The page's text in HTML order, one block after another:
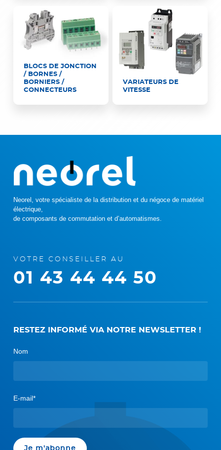
BLOCS DE JONCTION
/ BORNES /
BORNIERS /
CONNECTEURS
VARIATEURS DE
VITESSE
Neorel, votre spécialiste de la distribution et du négoce de matériel
électrique,
de composants de commutation et d’automatismes.
VOTRE CONSEILLER AU
01 43 44 44 50
RESTEZ INFORMÉ VIA NOTRE NEWSLETTER !
Nom
E-mail*